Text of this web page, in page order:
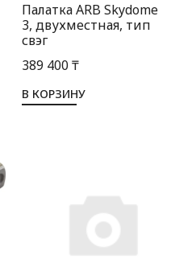
Палатка ARB Skydome
3, двухместная, тип
свэг
389 400 ₸
В КОРЗИНУ